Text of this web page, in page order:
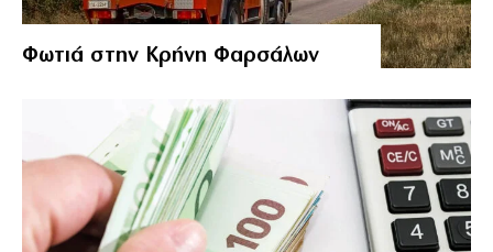
Φωτιά στην Κρήνη Φαρσάλων